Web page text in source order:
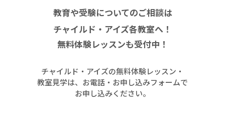
教育や受験についてのご相談は
チャイルド・アイズ各教室へ！
無料体験レッスンも受付中！
チャイルド・アイズの無料体験レッスン・
教室見学は、お電話・お申し込みフォームで
お申し込みください。